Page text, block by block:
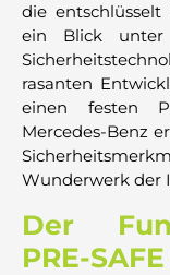
die
ein Blick unter
rasanten
einen festen
Mercedes-Benz
Wunderwerk der
Der
PRE-